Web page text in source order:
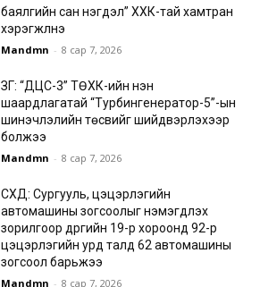
баялгийн сан нэгдэл” ХХК-тай хамтран
хэрэгжүүлнэ
Mandmn - 8 сар 7, 2026
ЗГ: “ДЦС-3” ТӨХК-ийн нэн
шаардлагатай “Турбингенератор-5”-ын
шинэчлэлийн төсвийг шийдвэрлэхээр
болжээ
Mandmn - 8 сар 7, 2026
СХД: Сургууль, цэцэрлэгийн
автомашины зогсоолыг нэмэгдүүлэх
зорилгоор дүүргийн 19-р хороонд 92-р
цэцэрлэгийн урд талд 62 автомашины
зогсоол барьжээ
Mandmn - 8 сар 7, 2026